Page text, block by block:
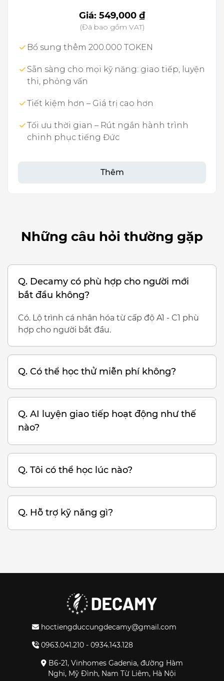
Giá: 549,000 ₫
(Đã bao gồm VAT)
Bổ sung thêm 200.000 TOKEN
Sẵn sàng cho mọi kỹ năng: giao tiếp, luyện
thi, phỏng vấn
Tiết kiệm hơn – Giá trị cao hơn
Tối ưu thời gian – Rút ngắn hành trình
chinh phục tiếng Đức
Thêm
Những câu hỏi thường gặp
Q. Decamy có phù hợp cho người mới
bắt đầu không?
Có. Lộ trình cá nhân hóa từ cấp độ A1 - C1 phù
hợp cho người bắt đầu.
Q. Có thể học thử miễn phí không?
Q. AI luyện giao tiếp hoạt động như thế
nào?
Q. Tôi có thể học lúc nào?
Q. Hỗ trợ kỹ năng gì?
hoctiengduccungdecamy@gmail.com
0963.041.210 - 0934.143.128
B6-21, Vinhomes Gadenia, đường Hàm
Nghi, Mỹ Đình, Nam Từ Liêm, Hà Nội